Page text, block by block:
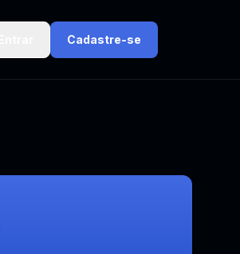
Cadastre-se